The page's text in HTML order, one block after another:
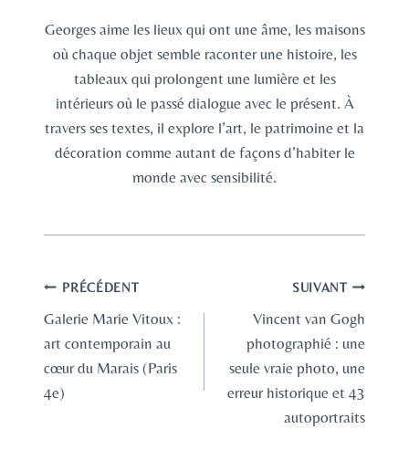
Georges aime les lieux qui ont une âme, les maisons
où chaque objet semble raconter une histoire, les
tableaux qui prolongent une lumière et les
intérieurs où le passé dialogue avec le présent. À
travers ses textes, il explore l’art, le patrimoine et la
décoration comme autant de façons d’habiter le
monde avec sensibilité.
Navigation
de
l’article
PRÉCÉDENT
Galerie Marie Vitoux :
art contemporain au
cœur du Marais (Paris
4e)
SUIVANT
Vincent van Gogh
photographié : une
seule vraie photo, une
erreur historique et 43
autoportraits